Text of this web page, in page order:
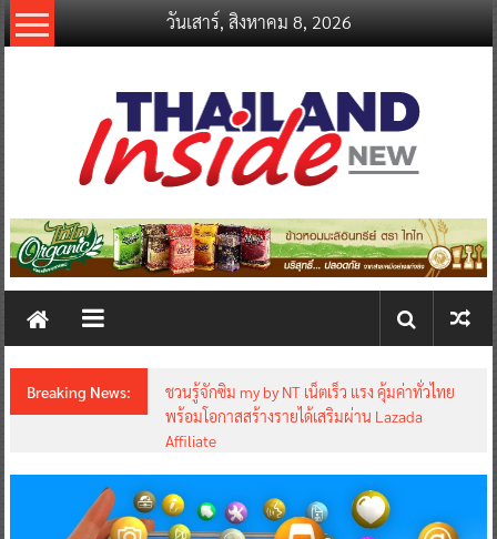
Skip
to
วันเสาร์, สิงหาคม 8, 2026
thailandinsidenew.com
Thailand
New
Breaking News:
ชวนรู้จักซิม my by NT เน็ตเร็ว แรง คุ้มค่าทั่วไทย
พร้อมโอกาสสร้างรายได้เสริมผ่าน Lazada
Affiliate